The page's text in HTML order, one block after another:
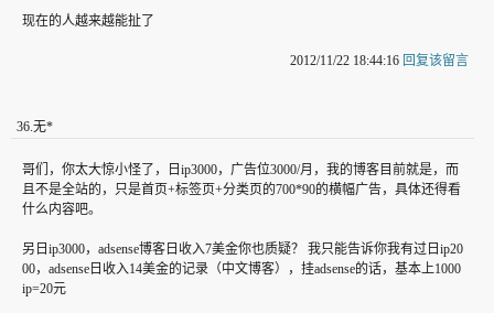
现在的人越来越能扯了
2012/11/22 18:44:16 回复该留言
36.无*
哥们，你太大惊小怪了，日ip3000，广告位3000/月，我的博客目前就是，而
且不是全站的，只是首页+标签页+分类页的700*90的横幅广告，具体还得看
什么内容吧。
另日ip3000，adsense博客日收入7美金你也质疑？ 我只能告诉你我有过日ip20
00，adsense日收入14美金的记录（中文博客），挂adsense的话，基本上1000
ip=20元